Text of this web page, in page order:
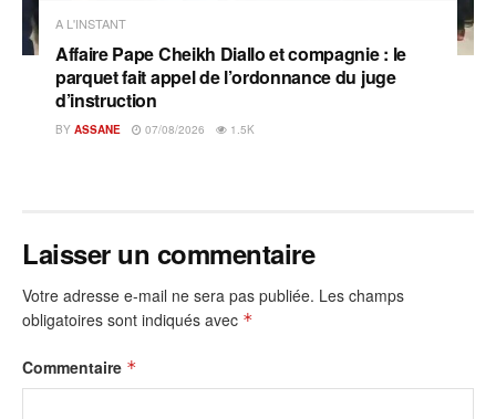
A L'INSTANT
Affaire Pape Cheikh Diallo et compagnie : le
parquet fait appel de l’ordonnance du juge
d’instruction
BY ASSANE 07/08/2026 1.5K
Laisser un commentaire
Votre adresse e-mail ne sera pas publiée. Les champs
obligatoires sont indiqués avec *
Commentaire *